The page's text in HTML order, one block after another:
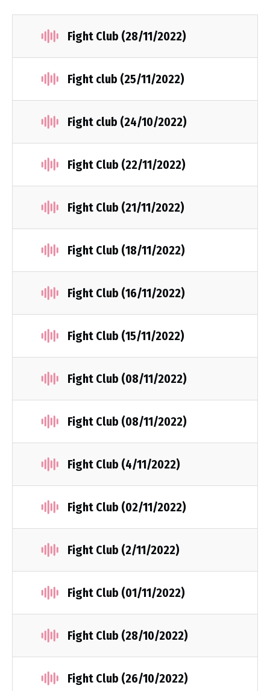
Fight Club (28/11/2022)
Fight club (25/11/2022)
Fight club (24/10/2022)
Fight Club (22/11/2022)
Fight Club (21/11/2022)
Fight Club (18/11/2022)
Fight Club (16/11/2022)
Fight Club (15/11/2022)
Fight Club (08/11/2022)
Fight Club (08/11/2022)
Fight Club (4/11/2022)
Fight Club (02/11/2022)
Fight Club (2/11/2022)
Fight Club (01/11/2022)
Fight Club (28/10/2022)
Fight Club (26/10/2022)